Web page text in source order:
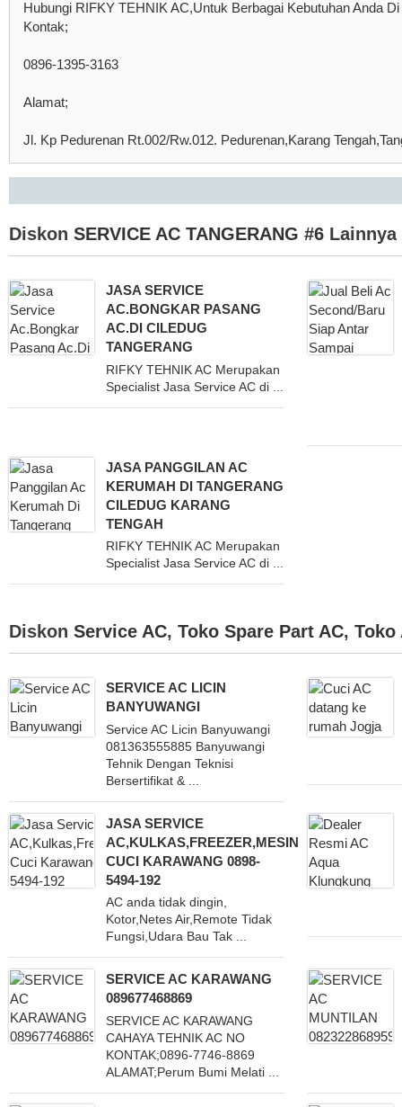
Hubungi RIFKY TEHNIK AC,Untuk Berbagai Kebutuhan Anda
Kontak;
0896-1395-3163
Alamat;
Jl. Kp Pedurenan Rt.002/Rw.012. Pedurenan,Karang
Diskon SERVICE AC TANGERANG #6 Lainnya
JASA SERVICE
AC.BONGKAR PASANG
AC.DI CILEDUG
TANGERANG
RIFKY TEHNIK AC Merupakan
Specialist Jasa Service AC di ...
JASA PANGGILAN AC
KERUMAH DI TANGERANG
CILEDUG KARANG
TENGAH
RIFKY TEHNIK AC Merupakan
Specialist Jasa Service AC di ...
Diskon Service AC, Toko Spare Part AC, Toko
SERVICE AC LICIN
BANYUWANGI
Service AC Licin Banyuwangi
081363555885 Banyuwangi
Tehnik Dengan Teknisi
Bersertifikat & ...
JASA SERVICE
AC,KULKAS,FREEZER,MESIN
CUCI KARAWANG 0898-
5494-192
AC anda tidak dingin,
Kotor,Netes Air,Remote Tidak
Fungsi,Udara Bau Tak ...
SERVICE AC KARAWANG
089677468869
SERVICE AC KARAWANG
CAHAYA TEHNIK AC NO
KONTAK;0896-7746-8869
ALAMAT;Perum Bumi Melati ...